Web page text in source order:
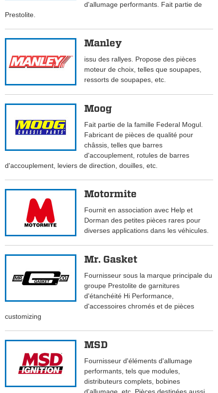
d'allumage performants. Fait partie de
Prestolite.
Manley
issu des rallyes. Propose des pièces
moteur de choix, telles que soupapes,
ressorts de soupapes, etc.
Moog
Fait partie de la famille Federal Mogul.
Fabricant de pièces de qualité pour
châssis, telles que barres
d'accouplement, rotules de barres
d'accouplement, leviers de direction, douilles, etc.
Motormite
Fournit en association avec Help et
Dorman des petites pièces rares pour
diverses applications dans les véhicules.
Mr. Gasket
Fournisseur sous la marque principale du
groupe Prestolite de garnitures
d'étanchéité Hi Performance,
d'accessoires chromés et de pièces
customizing
MSD
Fournisseur d'éléments d'allumage
performants, tels que modules,
distributeurs complets, bobines